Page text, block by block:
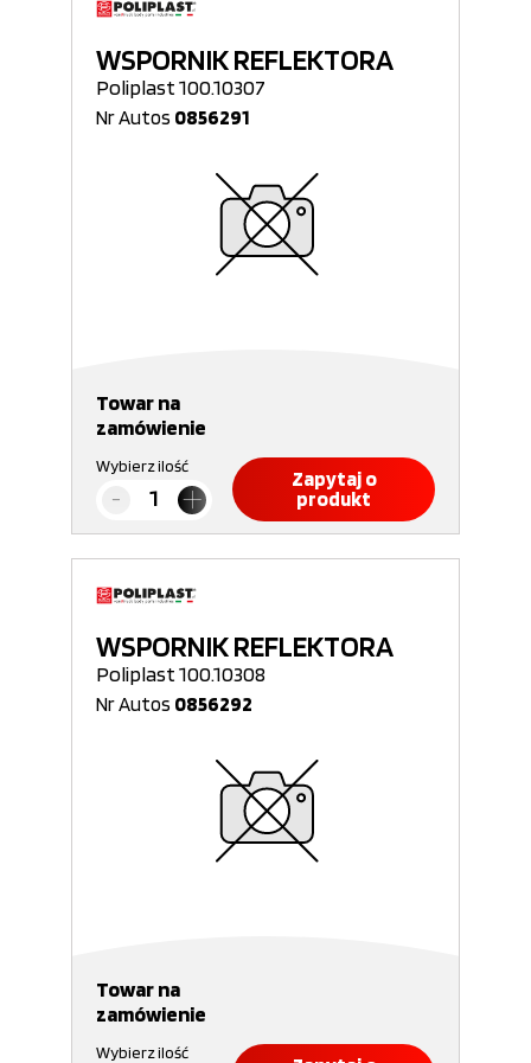
WSPORNIK REFLEKTORA
Poliplast 100.10307
Nr Autos 0856291
Towar na
zamówienie
Wybierz ilość
Zapytaj o
produkt
WSPORNIK REFLEKTORA
Poliplast 100.10308
Nr Autos 0856292
Towar na
zamówienie
Wybierz ilość